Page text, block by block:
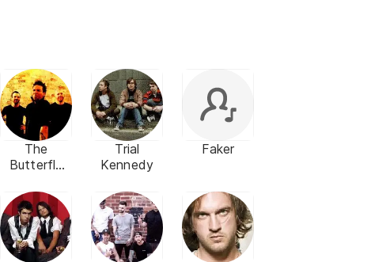
The
Butterfly
Trial
Kennedy
Faker